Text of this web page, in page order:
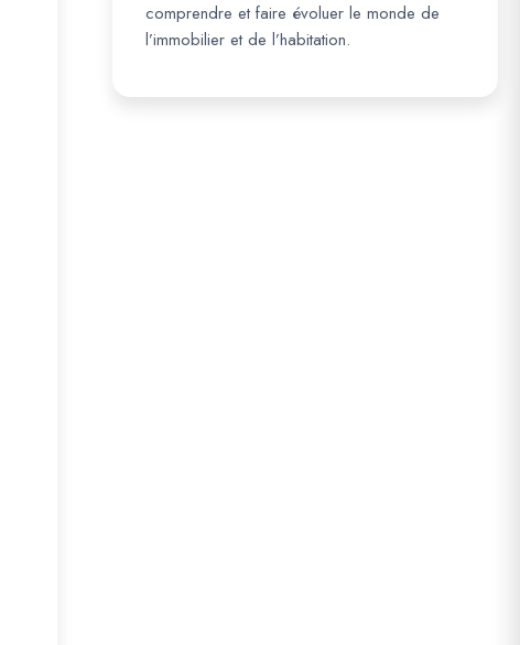
comprendre et faire évoluer le monde de
l’immobilier et de l’habitation.